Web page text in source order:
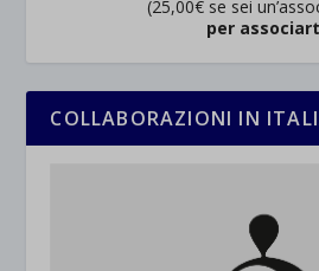
(25,00€ se sei
per
COLLABORAZIONI IN